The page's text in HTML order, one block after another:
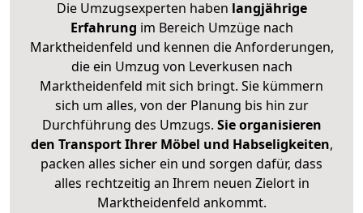
Die Umzugsexperten haben langjährige
Erfahrung im Bereich Umzüge nach
Marktheidenfeld und kennen die Anforderungen,
die ein Umzug von Leverkusen nach
Marktheidenfeld mit sich bringt. Sie kümmern
sich um alles, von der Planung bis hin zur
Durchführung des Umzugs. Sie organisieren
den Transport Ihrer Möbel und Habseligkeiten,
packen alles sicher ein und sorgen dafür, dass
alles rechtzeitig an Ihrem neuen Zielort in
Marktheidenfeld ankommt.